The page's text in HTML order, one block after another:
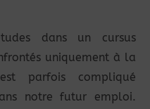
dans un cursus
uniquement à la
parfois compliqué
notre futur emploi.